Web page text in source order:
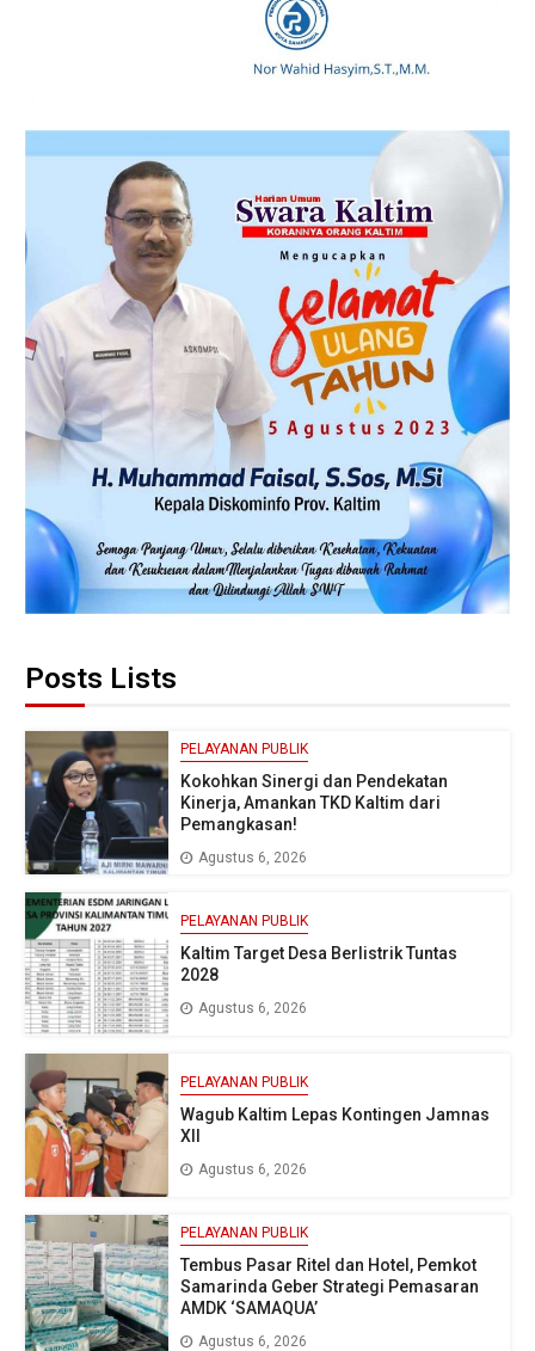
Posts Lists
PELAYANAN PUBLIK
Kokohkan Sinergi dan Pendekatan
Kinerja, Amankan TKD Kaltim dari
Pemangkasan!
Agustus 6, 2026
PELAYANAN PUBLIK
Kaltim Target Desa Berlistrik Tuntas
2028
Agustus 6, 2026
PELAYANAN PUBLIK
Wagub Kaltim Lepas Kontingen Jamnas
XII
Agustus 6, 2026
PELAYANAN PUBLIK
Tembus Pasar Ritel dan Hotel, Pemkot
Samarinda Geber Strategi Pemasaran
AMDK ‘SAMAQUA’
Agustus 6, 2026